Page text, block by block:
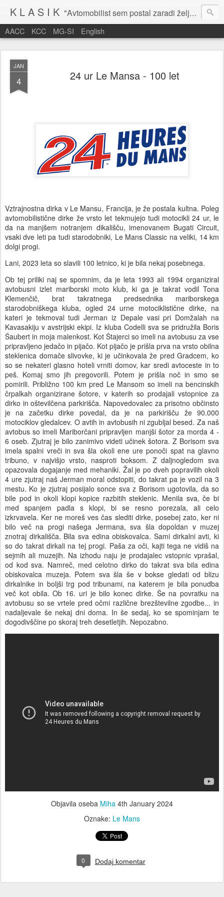
K L A S I K "Avtomobilist sem postal zaradi želje po potovanju in dejavnosti v prostem času." Baron Anton Codelli
AACC KCC MG-SI English
JAN
4 24 ur Le Mansa - 100 let
Vztrajnostna dirka v Le Mansu, Francija, je že postala kultna. Poleg
avtomobilistične dirke že vrsto let tekmujejo tudi motocikli 24 ur, le
da na manjšem notranjem dikališču, imenovanem Bugati Circuit,
vsaki dve leti pa tudi starodobniki, Le Mans Classic na veliki, 14 km
dolgi progi.
Lani, 2023 leta so slavili 100 letnico, ki je bila nekaj posebnega.
Ob tej priliki naj se spomnim, da je leta 1993 ali 1994 organiziral
avtobusni izlet mariborski moto klub, ki ga je takrat vodil Tona
Klemenčič, brat takratnega predsednika mariborskega
starodobniškega kluba, ogled 24 urne motociklistične dirke, na
kateri je tekmoval tudi Jerman iz Depale vasi pri Domžalah na
Kavasakiju v avstrijski ekipi. Iz kluba Codelli sva se pridružila Boris
Šaubert in moja malenkost. Kot Štajerci so imeli na avtobusu za vse
pripravljeno jedačo in pijačo. Kot pijačo je prišla prva na vrsto obilna
steklenica domače slivovke, ki je učinkovala že pred Gradcem, ko
so se nekateri glasno hoteli vrniti domov, kar sredi avtoceste in to
peš. Komaj smo jih pregovorili. Potem je prišla noč in smo se
pomirili. Približno 100 km pred Le Mansom so imeli na bencinskih
črpalkah organizirane šotore, v katerih so prodajali vstopnice za
dirko in oštevilčena parkirišča. Napovedovalec za prisotno občinsto
je na začetku dirke povedal, da je na parkirišču že 90.000
motociklov gledalcev. O avtih in avtobusih ni zgubljal besed. Za naš
avtobus so imeli Mariborčani pripravljen manjši šotor za morda 4 -
6 oseb. Zjutraj je bilo zanimivo videti učinek šotora. Z Borisom sva
imela spalni vreči in sva šla okoli ene ure ponoči spat na glavno
tribuno, v najvišjo vrsto, nasproti boksom. Z daljnogledom sva
opazovala dogajanje med mehaniki. Žal je po dveh popravilih okoli
4 ure zjutraj naš Jerman moral odstopiti, do takrat pa je vozil na 3
mestu. Ko je zjutraj posijalo sonce sva z Borisom ugotovila, da so
bile pod in okoli klopi kopice razbitih steklenic. Menila sva, če bi
med spanjem padla s klopi, bi se resno porezala, ali celo
izkrvavela. Ker ne moreš ves čas slediti dirke, posebej zato, ker ni
bilo več na progi našega Jermana, sva šla dopoldan v muzej
znotraj dirkališča. Bila sva edina obiskovalca. Sami dirkalni avti, ki
so do takrat dirkali na tej progi. Paša za oči, kajti tega ne vidiš na
sejmih ali muzejih. Na izhodu naju je prodajalec vstopnic vprašal,
od kod sva. Namreč, med celotno dirko do takrat sva bila edina
obiskovalca muzeja. Potem sva šla še v bokse gledati od blizu
dirkalnike in boljši trg pod tribunami, na katerem je bila ponudba
več kot obila. Ob 16. uri je bilo konec dirke. Še na povratku na
avtobusu so se vrtele pred očmi različne brezštevilne zgodbe... in
nadaljevale še nekaj dni doma. In še sedaj, ko se spominjam te
dogodivščine po skoraj treh desetletjih. Nepozabno.
Objavila oseba Miha 4th January 2024
Oznake: Le Mans
0 Dodaj komentar